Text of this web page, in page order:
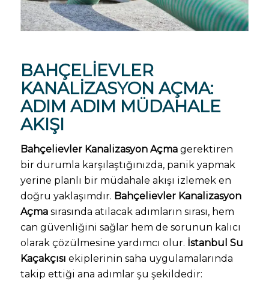
BAHÇELIEVLER
KANALIZASYON AÇMA:
ADIM ADIM MÜDAHALE
AKIŞI
Bahçelievler Kanalizasyon Açmagerektiren
bir durumla karşılaştığınızda, panik yapmak
yerine planlı bir müdahale akışı izlemek en
doğru yaklaşımdır. Bahçelievler Kanalizasyon
Açmasırasında atılacak adımların sırası, hem
can güvenliğini sağlar hem de sorunun kalıcı
olarak çözülmesine yardımcı olur. İstanbul Su
Kaçakçısı ekiplerinin saha uygulamalarında
takip ettiği ana adımlar şu şekildedir: